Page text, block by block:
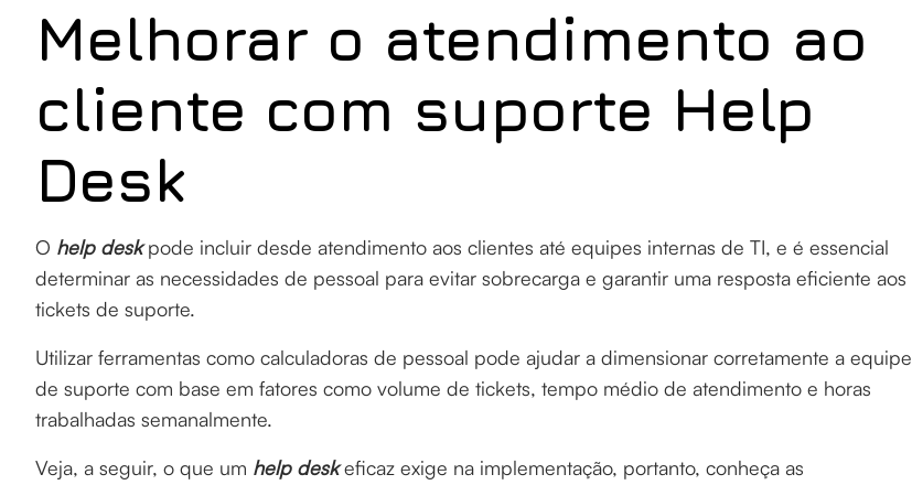
Melhorar o atendimento ao
cliente com suporte Help
Desk
O help deskpode incluir desde atendimento aos clientes até equipes internas de TI, e é essencial
determinar as necessidades de pessoal para evitar sobrecarga e garantir uma resposta eficiente aos
tickets de suporte.
Utilizar ferramentas como calculadoras de pessoal pode ajudar a dimensionar corretamente a equipe
de suporte com base em fatores como volume de tickets, tempo médio de atendimento e horas
trabalhadas semanalmente.
Veja, a seguir, o que um help deskeficaz exige na implementação, portanto, conheça as